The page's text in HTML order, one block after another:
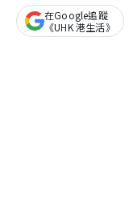
在Google追蹤
《UHK 港生活》